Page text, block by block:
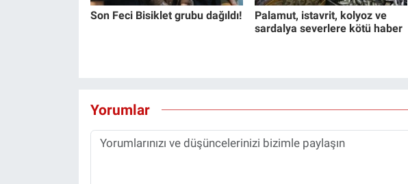
Son Feci Bisiklet grubu dağıldı!
Palamut, istavrit, kolyoz ve
sardalya severlere kötü haber
Yorumlar